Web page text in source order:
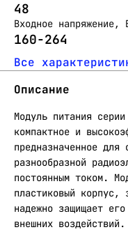
48
Входное напряжение,
160-264
Все
Описание
Модуль питания
компактное и
предназначенное для
разнообразной
постоянным током.
пластиковый корпус,
надежно защищает
внешних